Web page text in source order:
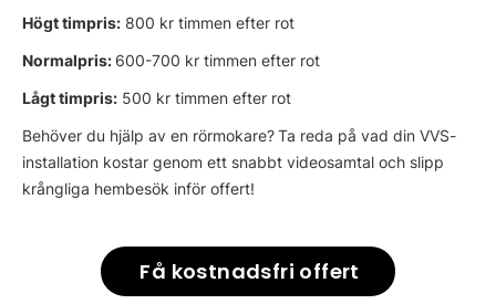
Högt timpris: 800 kr timmen efter rot
Normalpris: 600-700 kr timmen efter rot
Lågt timpris: 500 kr timmen efter rot
Behöver du hjälp av en rörmokare?Ta reda på vad din VVS-
installation kostar genom ett snabbt videosamtal och slipp
krångliga hembesök inför offert!
Få kostnadsfri offert